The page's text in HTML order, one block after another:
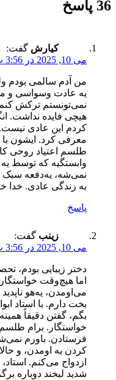
36 پاسخ
کیارش گفت:
می 10, 2025 در 3:56 ب.ظ
من آدم سالمی بودم
یه عادت وسواسی و
نمی‌تونستم ترکش
هیچی فایده نداشت.
کردم این عادی نیست.
معرفی کرد. ایشون
طلسم اعتیاد روحی
وابستگیه که توسط
نمی‌شه، یه‌دفعه سبک
به زندگی عادی. خدا
پاسخ
زینب گفت:
می 10, 2025 در 3:56 ب.ظ
دختر زیبایی بودم،
اما هیچ‌وقت
می‌اومدن، یه‌هو
بخت دارم. با استاد
بگم، گفتن دقیقاً
خواستگار. برام
فرستادن. باورم
کردن به اومدن، و
ازدواج می‌کنم.
شدید لبخند دوباره